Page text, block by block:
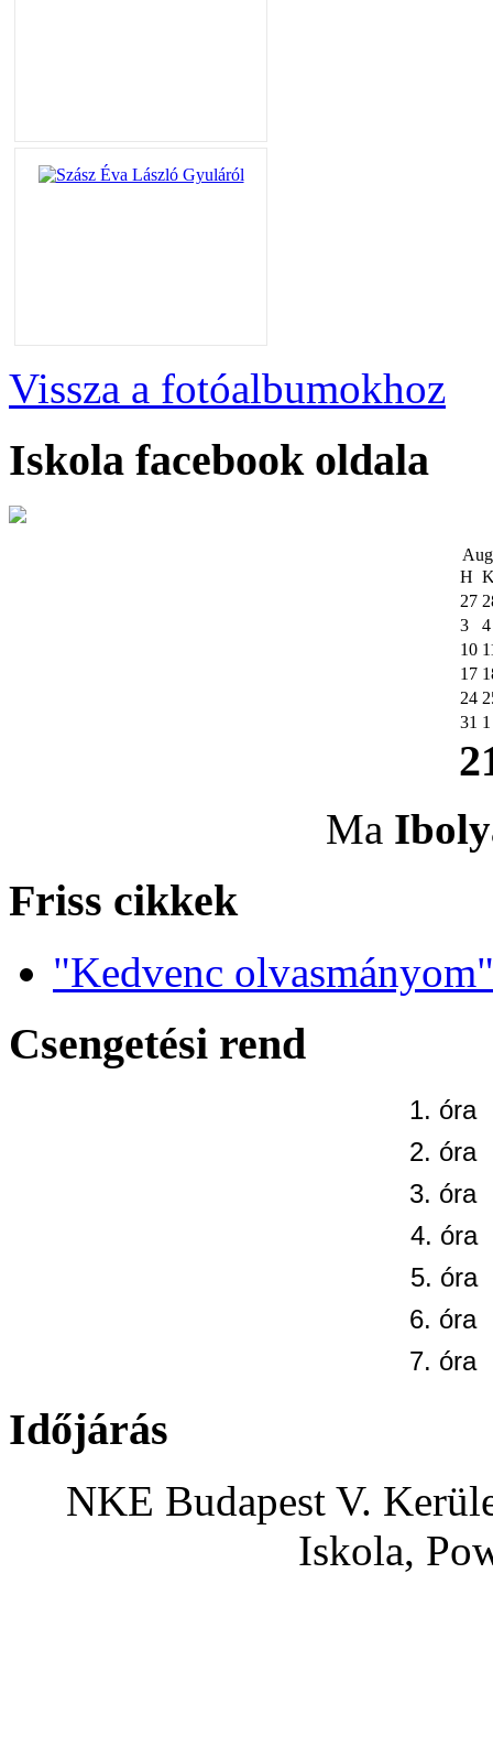
Vissza a fotóalbumokhoz
Iskola facebook oldala
H
27
3
4
10
17
24
31 1
Ma
Friss cikkek
"Kedvenc
Csengetési rend
1. óra
2. óra
3. óra
4. óra
5.
6. óra
7. óra
Időjárás
NKE Budapest V.
Iskola,